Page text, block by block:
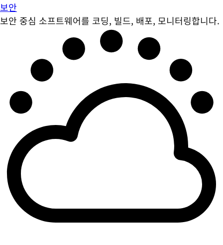
보안
보안 중심 소프트웨어를 코딩, 빌드, 배포, 모니터링합니다.